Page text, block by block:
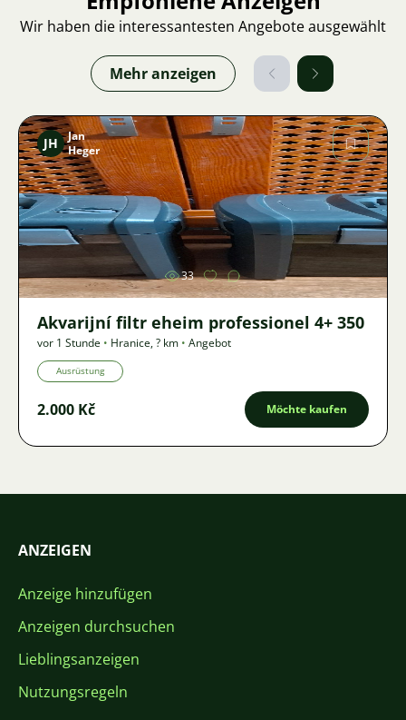
Wir haben die interessantesten Angebote ausgewählt
Mehr anzeigen
Bild
JH
Jan
Heger
33
Akvarijní filtr eheim professionel 4+ 350
vor 1 Stunde • Hranice,? km • Angebot
Ausrüstung
2.000 Kč Möchte kaufen
ANZEIGEN
Anzeige hinzufügen
Anzeigen durchsuchen
Lieblingsanzeigen
Nutzungsregeln